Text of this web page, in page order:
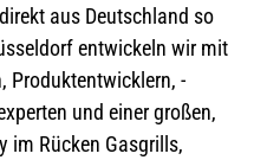
aus Deutschland so
entwickeln wir mit
Produktentwicklern, -
und einer großen,
im Rücken Gasgrills,